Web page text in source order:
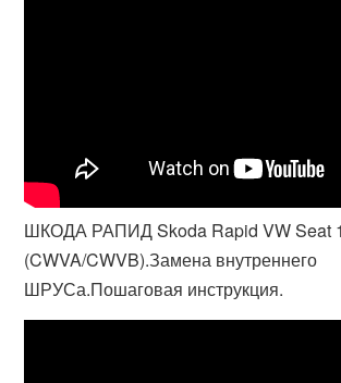
ШКОДА РАПИД Skoda Rapid VW Seat
(CWVA/CWVB).Замена внутреннего
ШРУСа.Пошаговая инструкция.